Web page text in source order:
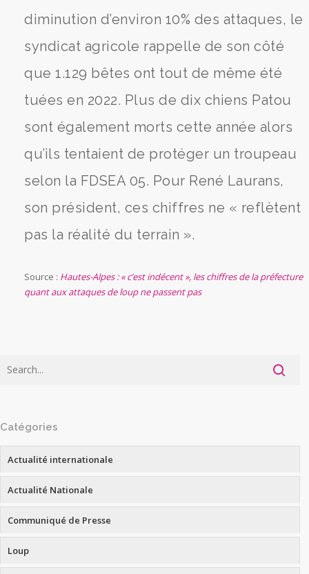
diminution d’environ 10% des attaques, le
syndicat agricole rappelle de son côté
que 1.129 bêtes ont tout de même été
tuées en 2022. Plus de dix chiens Patou
sont également morts cette année alors
qu’ils tentaient de protéger un troupeau
selon la FDSEA 05. Pour René Laurans,
son président, ces chiffres ne « reflètent
pas la réalité du terrain ».
Source : Hautes-Alpes : « c’est indécent », les chiffres de la préfecture
quant aux attaques de loup ne passent pas
Catégories
Actualité internationale
Actualité Nationale
Communiqué de Presse
Loup